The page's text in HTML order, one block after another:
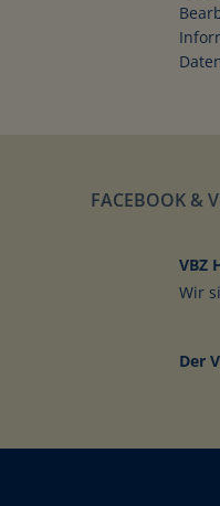
Der
FACEBOOK &
VBZ
Wir
Der